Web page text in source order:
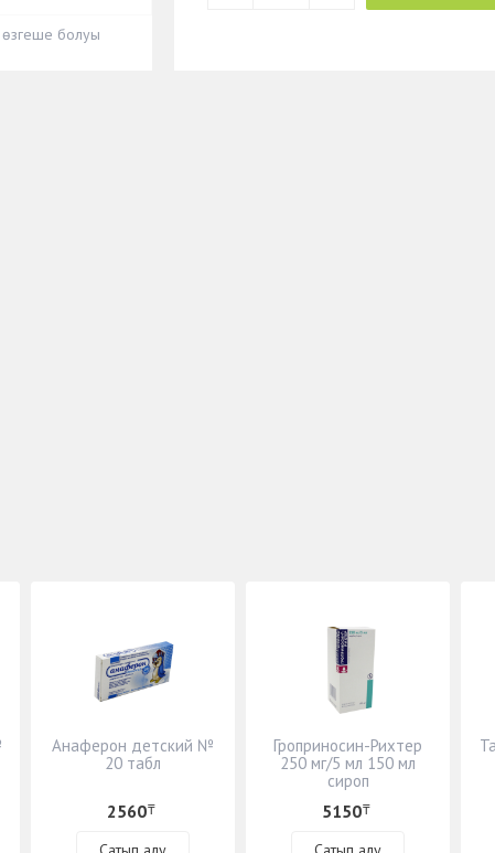
өзгеше болуы
Анаферон детский №
20 табл
2560₸
Гроприносин-Рихтер
250 мг/5 мл 150 мл
сироп
5150₸